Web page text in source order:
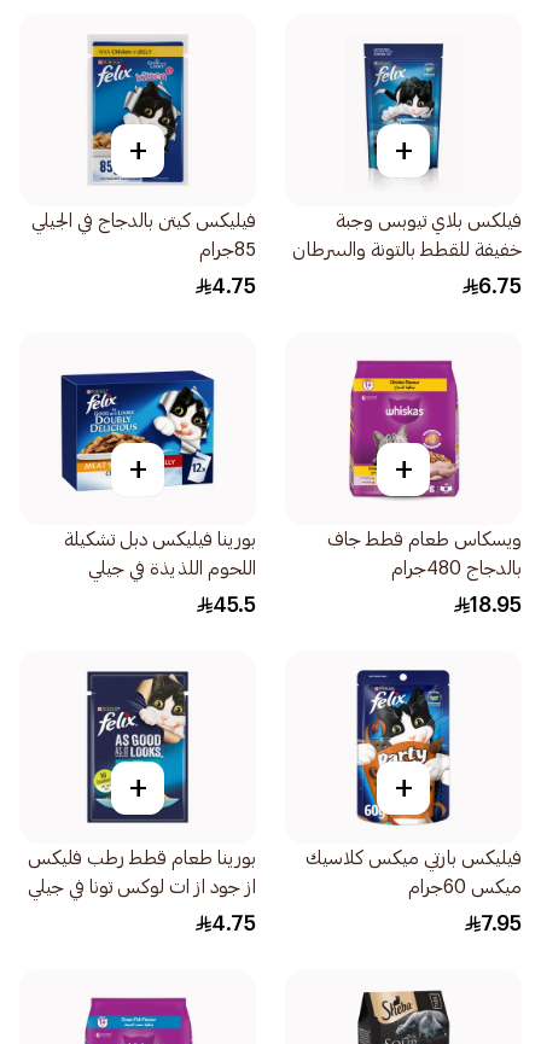
+
فيلكس بلاي تيوبس وجبة
خفيفة للقطط بالتونة والسرطان
50جرام
6.75
+
فيليكس كيتن بالدجاج في الجيلي
85جرام
4.75
+
ويسكاس طعام قطط جاف
بالدجاج 480جرام
18.95
+
بورينا فيليكس دبل تشكيلة
اللحوم اللذيذة في جيلي
12×85جرام
45.5
+
فيليكس بارتي ميكس كلاسيك
ميكس 60جرام
7.95
+
بورينا طعام قطط رطب فليكس
از جود از ات لوكس تونا في جيلي
85جرام
4.75